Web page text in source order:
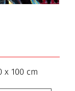
x 100 cm